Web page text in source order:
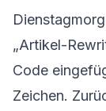
„Artikel-
Code
Zeichen.